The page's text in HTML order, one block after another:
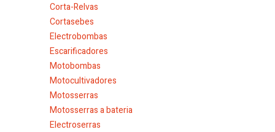
Corta-Relvas
Cortasebes
Electrobombas
Escarificadores
Motobombas
Motocultivadores
Motosserras
Motosserras a bateria
Electroserras